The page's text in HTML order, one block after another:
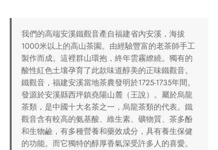
我們的高端安溪鐵觀音產自福建省內安溪，海拔
1000米以上的高山茶園。由經驗豐富的老茶師手工
製作而成。這裡群山環抱，終年雲霧繚繞。獨有的
酸性紅色土壤孕育了此款味道醇美的正味鐵觀音。
鐵觀音，福建安溪當地茶農發明於1725-1735年間。
發源於安溪縣西坪鎮堯陽山麓（王說）。屬於烏龍
茶類，是中國十大名茶之一，烏龍茶類的代表。鐵
觀音含有較高的氨基酸、維生素、礦物質、茶多酚
和生物鹼，有多種營養和藥效成分，具有養生保健
的功能。而它獨特的醇厚香氣深受許多人的喜愛。